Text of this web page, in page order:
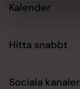
Kalender
Hitta snabbt
Sociala kanaler